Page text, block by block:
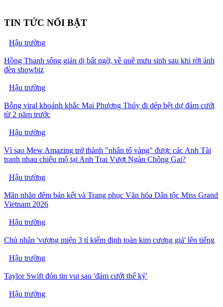
TIN TỨC NỔI BẬT
Hậu trường
Hồng Thanh sống giản dị bất ngờ, về quê mưu sinh sau khi rời ánh
đèn showbiz
Hậu trường
Bỗng viral khoảnh khắc Mai Phương Thúy đi dép bệt dự đám cưới
từ 2 năm trước
Hậu trường
Vì sao Mew Amazing trở thành "nhân tố vàng" được các Anh Tài
tranh nhau chiêu mộ tại Anh Trai Vượt Ngàn Chông Gai?
Hậu trường
Mãn nhãn đêm bán kết và Trang phục Văn hóa Dân tộc Miss Grand
Vietnam 2026
Hậu trường
Chủ nhân 'vương miện 3 tỉ kiểm định toàn kim cương giả' lên tiếng
Hậu trường
Taylor Swift đón tin vui sau 'đám cưới thế kỷ'
Hậu trường